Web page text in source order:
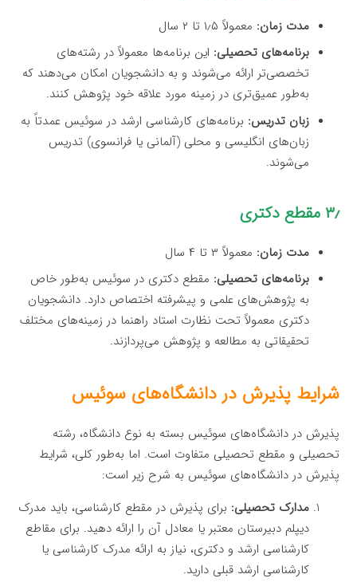
مدت زمان: معمولاً ۱٫۵ تا ۲ سال
برنامه‌های تحصیلی: این برنامه‌ها معمولاً در رشته‌های
تخصصی‌تر ارائه می‌شوند و به دانشجویان امکان می‌دهند که
به‌طور عمیق‌تری در زمینه مورد علاقه خود پژوهش کنند.
زبان تدریس: برنامه‌های کارشناسی ارشد در سوئیس عمدتاً به
زبان‌های انگلیسی و محلی (آلمانی یا فرانسوی) تدریس
می‌شوند.
۳٫ مقطع دکتری
مدت زمان: معمولاً ۳ تا ۴ سال
برنامه‌های تحصیلی: مقطع دکتری در سوئیس به‌طور خاص
به پژوهش‌های علمی و پیشرفته اختصاص دارد. دانشجویان
دکتری معمولاً تحت نظارت استاد راهنما در زمینه‌های مختلف
تحقیقاتی به مطالعه و پژوهش می‌پردازند.
شرایط پذیرش در دانشگاه‌های سوئیس
پذیرش در دانشگاه‌های سوئیس بسته به نوع دانشگاه، رشته
تحصیلی و مقطع تحصیلی متفاوت است. اما به‌طور کلی، شرایط
پذیرش در دانشگاه‌های سوئیس به شرح زیر است:
مدارک تحصیلی: برای پذیرش در مقطع کارشناسی، باید مدرک
دیپلم دبیرستان معتبر یا معادل آن را ارائه دهید. برای مقاطع
کارشناسی ارشد و دکتری، نیاز به ارائه مدرک کارشناسی یا
کارشناسی ارشد قبلی دارید.